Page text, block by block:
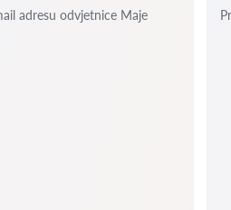
adresu odvjetnice Maje